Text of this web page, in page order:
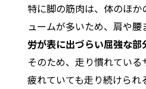
特に脚の筋肉は、体のほか
ュームが多いため、肩や
労が表に出づらい屈強な部
そのため、走り慣れてい
疲れていても走り続けられ